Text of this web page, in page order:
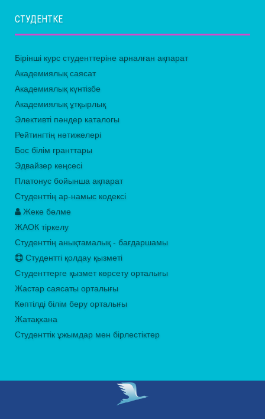
СТУДЕНТКЕ
Бірінші курс студенттеріне арналған ақпарат
Академиялық саясат
Академиялық күнтізбе
Академиялық ұтқырлық
Элективті пәндер каталогы
Рейтингтің нәтижелері
Бос білім гранттары
Эдвайзер кеңсесі
Платонус бойынша ақпарат
Студенттің ар-намыс кодексі
Жеке бөлме
ЖАОК тіркелу
Студенттің анықтамалық - бағдаршамы
Студентті қолдау қызметі
Студенттерге қызмет көрсету орталығы
Жастар саясаты орталығы
Көптілді білім беру орталығы
Жатақхана
Студенттік ұжымдар мен бірлестіктер